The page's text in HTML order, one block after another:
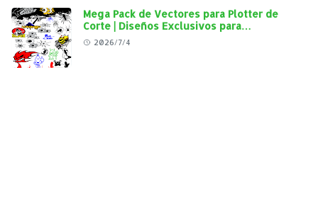
Mega Pack de Vectores para Plotter de
Corte | Diseños Exclusivos para
Personalización Automotriz
2026/7/4